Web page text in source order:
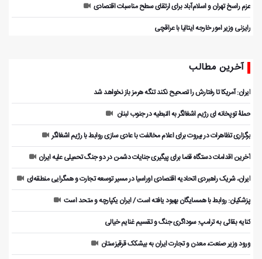
عزم راسخ تهران و اسلام‌آباد برای ارتقای سطح مناسبات اقتصادی
رایزنی وزیر امور خارجه ایتالیا با عراقچی
آخرین مطالب
ایران: آمریکا تا رفتارش را تصحیح نکند تنگه هرمز باز نخواهد شد
حملۀ توپخانه ای رژیم اشغالگر به النبطیه در جنوب لبنان
برگزاری تظاهرات در بیروت برای اعلام مخالفت با عادی سازی روابط با رژیم اشغالگر
آخرین اقدامات دستگاه قضا برای پیگیری جنایات دشمن در دو جنگ تحمیلی علیه ایران
ایران، شریک راهبردی اتحادیه اقتصادی اوراسیا در مسیر توسعه تجارت و همگرایی منطقه‌ای
پزشکیان: روابط با همسایگان بهبود یافته است / ایران یکپارچه و متحد است
کنایه بقائی به ترامپ: سوداگری جنگ و تقسیم غنایم خیالی
ورود وزیر صنعت، معدن و تجارت ایران به بیشکک قرقیزستان